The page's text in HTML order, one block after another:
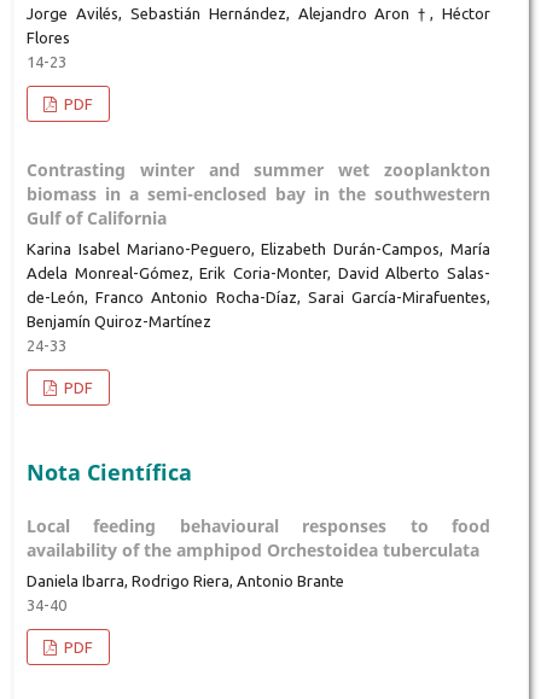
Jorge Avilés, Sebastián Hernández, Alejandro Aron †, Héctor
Flores
14-23
PDF
Contrasting winter and summer wet zooplankton
biomass in a semi-enclosed bay in the southwestern
Gulf of California
Karina Isabel Mariano-Peguero, Elizabeth Durán-Campos, María
Adela Monreal-Gómez, Erik Coria-Monter, David Alberto Salas-
de-León, Franco Antonio Rocha-Díaz, Sarai García-Mirafuentes,
Benjamín Quiroz-Martínez
24-33
PDF
Nota Científica
Local feeding behavioural responses to food
availability of the amphipod Orchestoidea tuberculata
Daniela Ibarra, Rodrigo Riera, Antonio Brante
34-40
PDF